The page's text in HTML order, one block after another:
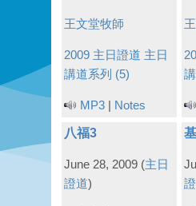
王文堂牧師
2009 主日證道 主日
講道系列 (5)
MP3 | Notes
八福3
June 28, 2009 (主日
證道)